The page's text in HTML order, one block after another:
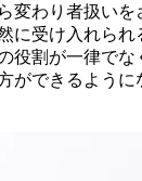
変わり者扱い
に受け入れられ
役割が一律でな
ができるように